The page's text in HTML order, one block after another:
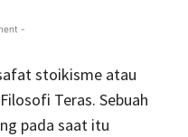
-
stoikisme atau
Teras. Sebuah
pada saat itu